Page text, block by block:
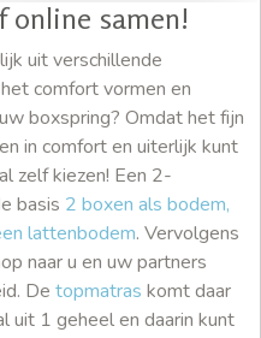
online samen!
uit verschillende
comfort vormen en
boxspring? Omdat het fijn
in comfort en uiterlijk kunt
zelf kiezen! Een 2-
basis 2 boxen als bodem,
lattenbodem. Vervolgens
naar u en uw partners
De topmatras komt daar
uit 1 geheel en daarin kunt